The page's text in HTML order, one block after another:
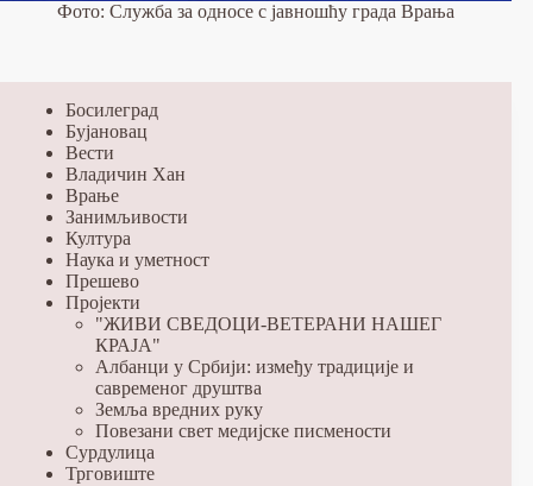
Фото: Служба за односе с јавношћу града Врања
Босилеград
Бујановац
Вести
Владичин Хан
Врање
Занимљивости
Култура
Наука и уметност
Прешево
Пројекти
"ЖИВИ СВЕДОЦИ-ВЕТЕРАНИ НАШЕГ
КРАЈА"
Албанци у Србији: између традиције и
савременог друштва
Земља вредних руку
Повезани свет медијске писмености
Сурдулица
Трговиште